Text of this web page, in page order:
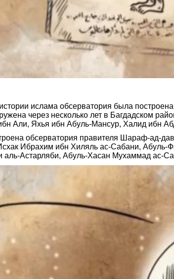
ислама обсерватория была
через несколько лет в Багдадском
Али, Яхья ибн Абуль-Мансур, Халид ибн
обсерватория правителя Шараф-ад-
Ибрахим ибн Хиляль ас-Сабани,
Астарляби, Абуль-Хасан Мухаммад ас-